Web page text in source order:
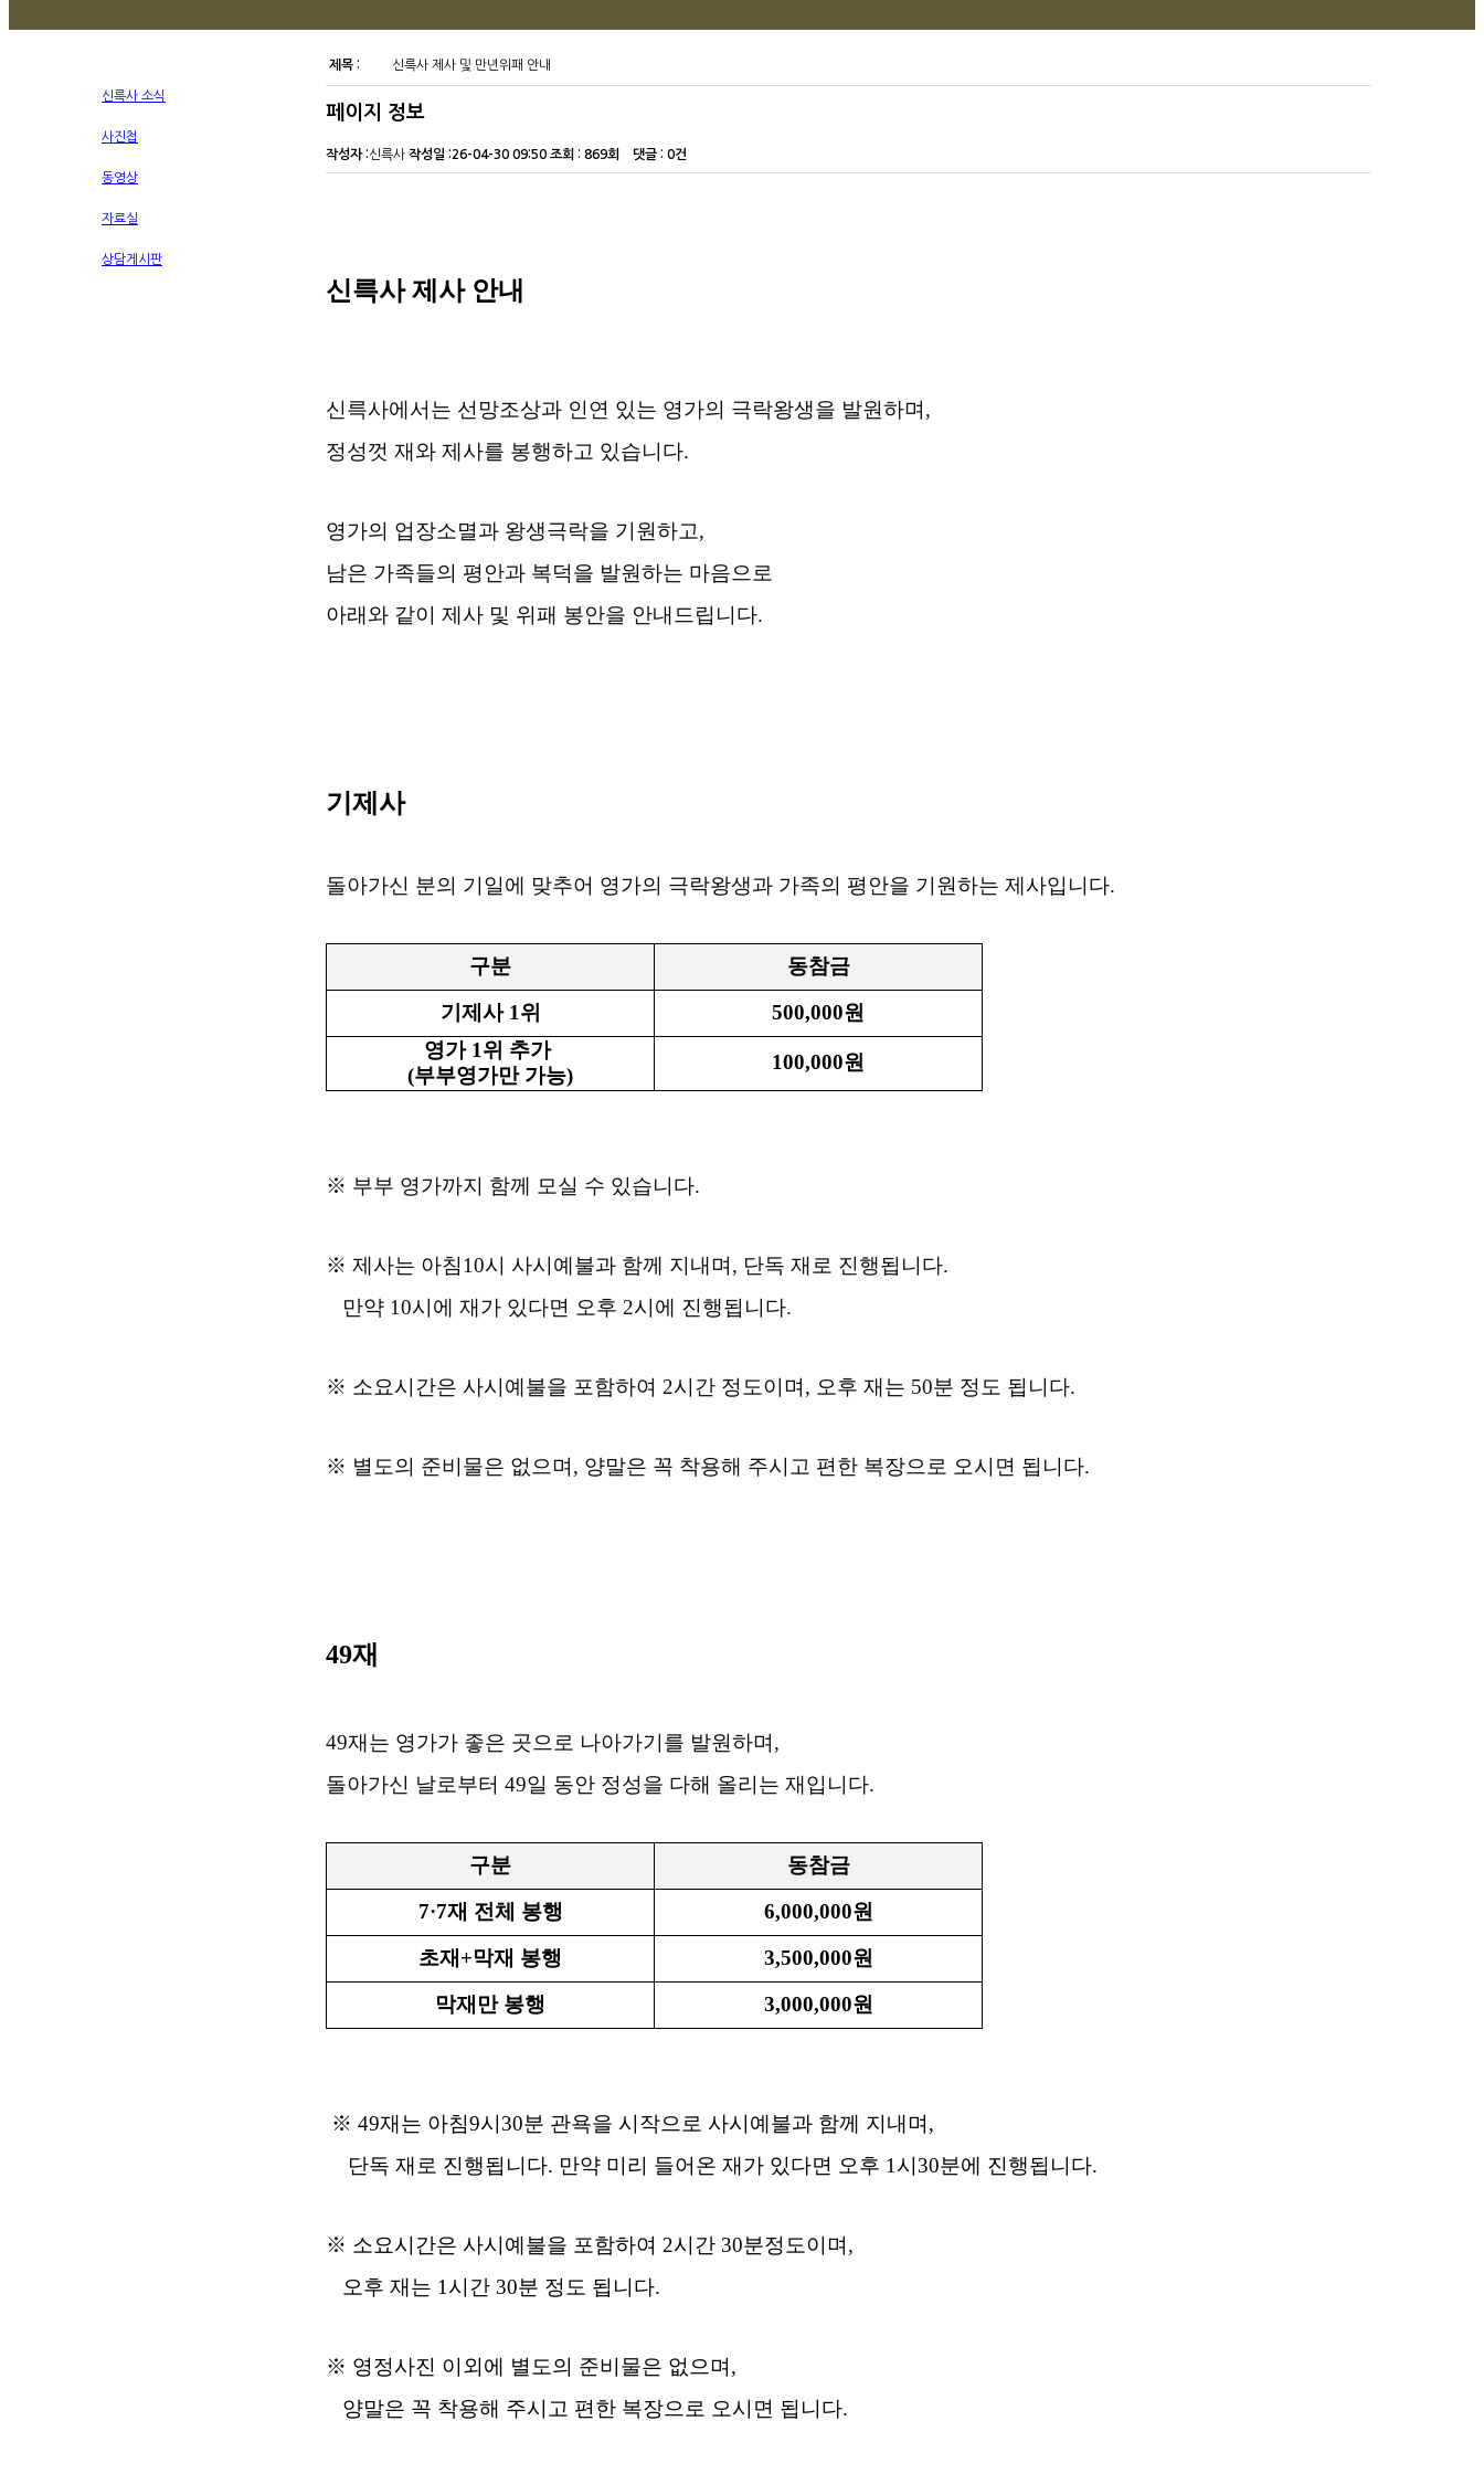
신륵사 소식
사진첩
동영상
자료실
상담게시판
제목 : 신륵사 제사 및 만년위패 안내
페이지 정보
작성자 :신륵사 작성일 :26-04-30 09:50 조회 : 869회 댓글 : 0건
신륵사 제사 안내
신륵사에서는 선망조상과 인연 있는 영가의 극락왕생을 발원하며 ,
정성껏 재와 제사를 봉행하고 있습니다.
영가의 업장소멸과 왕생극락을 기원하고,
남은 가족들의 평안과 복덕을 발원하는 마음으로
아래와 같이 제사 및 위패 봉안을 안내드립니다.
기제사
돌아가신 분의 기일에 맞추어 영가의 극락왕생과 가족의 평안을 기원하는 제사입니다.
구분
동참금
기제사 1위 500,000원
영가 1위 추가
(부부영가만 가능)
100,000원
※ 부부 영가까지 함께 모실 수 있습니다.
※ 제사는 아침10시 사시예불과 함께 지내며 , 단독 재로 진행됩니다.
만약 10시에 재가 있다면 오후 2시에 진행됩니다.
※ 소요시간은 사시예불을 포함하여 2시간 정도이며 , 오후 재는 50분 정도 됩니다.
※ 별도의 준비물은 없으며 , 양말은 꼭 착용해 주시고 편한 복장으로 오시면 됩니다.
49재
49재는 영가가 좋은 곳으로 나아가기를 발원하며 ,
돌아가신 날로부터 49일 동안 정성을 다해 올리는 재입니다.
구분
동참금
7·7재 전체 봉행 6,000,000원
초재 +막재 봉행 3,500,000원
막재만 봉행
3,000,000원
※ 49재는 아침9시 30분 관욕을 시작으로 사시예불과 함께 지내며 ,
단독 재로 진행됩니다. 만약 미리 들어온 재가 있다면 오후 1시 30분에 진행됩니다.
※ 소요시간은 사시예불을 포함하여 2시간 30분정도이며 ,
오후 재는 1시간 30분 정도 됩니다.
※ 영정사진 이외에 별도의 준비물은 없으며 ,
양말은 꼭 착용해 주시고 편한 복장으로 오시면 됩니다.